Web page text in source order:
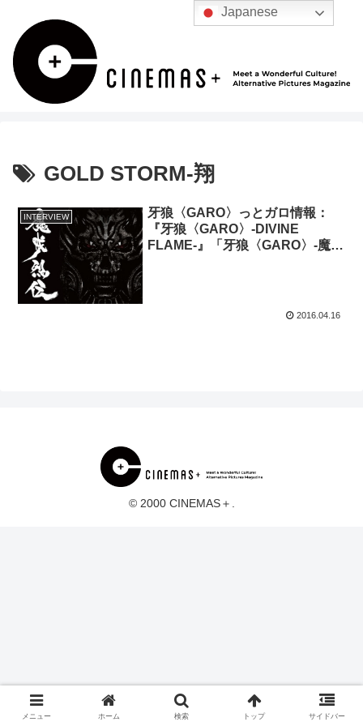
GOLD STORM-翔
INTERVIEW
牙狼〈GARO〉っとガロ情報：
『牙狼〈GARO〉-DIVINE
FLAME-』「牙狼〈GARO〉-魔戒
2016.04.16
© 2000 CINEMAS＋.
メニュー ホーム 検索 トップ サイドバー
Japanese